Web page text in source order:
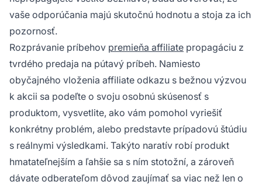
vaše odporúčania majú skutočnú hodnotu a stoja za ich
pozornosť.
Rozprávanie príbehov premieňa affiliate propagáciu z
tvrdého predaja na pútavý príbeh. Namiesto
obyčajného vloženia affiliate odkazu s bežnou výzvou
k akcii sa podeľte o svoju osobnú skúsenosť s
produktom, vysvetlite, ako vám pomohol vyriešiť
konkrétny problém, alebo predstavte prípadovú štúdiu
s reálnymi výsledkami. Takýto naratív robí produkt
hmatateľnejším a ľahšie sa s ním stotožní, a zároveň
dávate odberateľom dôvod zaujímať sa viac než len o